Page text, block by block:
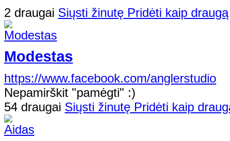
2 draugai Siųsti žinutę Pridėti kaip draugą
Modestas
https://www.facebook.com/anglerstudio
Nepamirškit "pamėgti" :)
54 draugai Siųsti žinutę Pridėti kaip